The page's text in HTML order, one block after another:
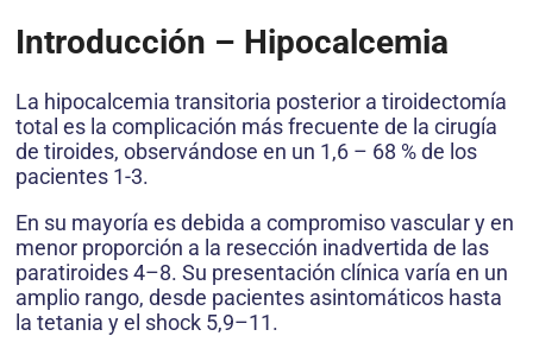
Introducción – Hipocalcemia
La hipocalcemia transitoria posterior a tiroidectomía
total es la complicación más frecuente de la cirugía
de tiroides, observándose en un 1,6 – 68 % de los
pacientes 1-3.
En su mayoría es debida a compromiso vascular y en
menor proporción a la resección inadvertida de las
paratiroides 4–8. Su presentación clínica varía en un
amplio rango, desde pacientes asintomáticos hasta
la tetania y el shock 5,9–11.